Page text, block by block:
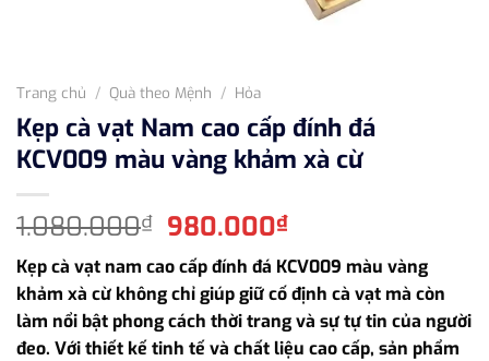
Trang chủ / Quà theo Mệnh / Hỏa
Kẹp cà vạt Nam cao cấp đính đá
KCV009 màu vàng khảm xà cừ
1.080.000₫ Giá
gốc
là:
1.080.000₫.
980.000₫Giá
hiện
tại
là:
980.000₫.
Kẹp cà vạt nam cao cấp đính đá KCV009 màu vàng
khảm xà cừ không chỉ giúp giữ cố định cà vạt mà còn
làm nổi bật phong cách thời trang và sự tự tin của người
đeo. Với thiết kế tinh tế và chất liệu cao cấp, sản phẩm